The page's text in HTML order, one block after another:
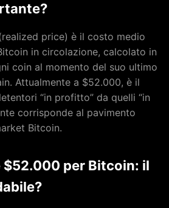
price) è il costo medio
in circolazione, calcolato in
coin al momento del suo ultimo
Attualmente a $52.000, è il
“in profitto” da quelli “in
corrisponde al pavimento
Bitcoin.
$52.000 per Bitcoin: il